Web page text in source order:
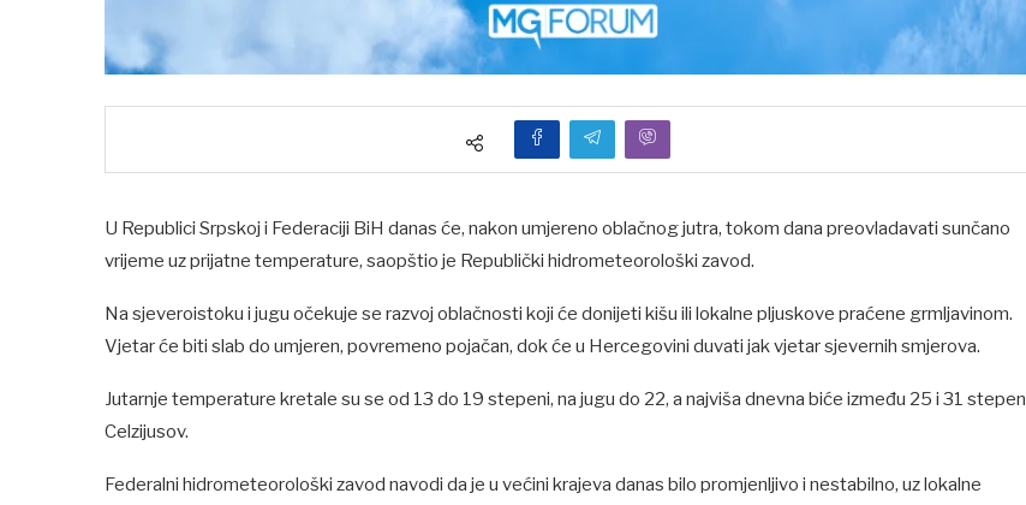
U Republici Srpskoj i Federaciji BiH danas će, nakon umjereno oblačnog jutra, tokom dana preovladavati sunčano
vrijeme uz prijatne temperature, saopštio je Republički hidrometeorološki zavod.
Na sjeveroistoku i jugu očekuje se razvoj oblačnosti koji će donijeti kišu ili lokalne pljuskove praćene grmljavinom.
Vjetar će biti slab do umjeren, povremeno pojačan, dok će u Hercegovini duvati jak vjetar sjevernih smjerova.
Jutarnje temperature kretale su se od 13 do 19 stepeni, na jugu do 22, a najviša dnevna biće između 25 i 31 stepen
Celzijusov.
Federalni hidrometeorološki zavod navodi da je u većini krajeva danas bilo promjenljivo i nestabilno, uz lokalne